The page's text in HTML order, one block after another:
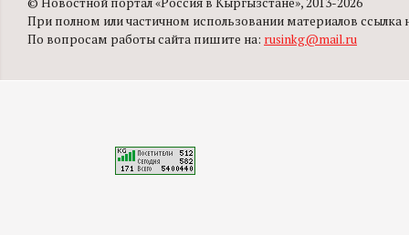
При полном или частичном использовании материалов ссылка
По вопросам работы сайта пишите на: rusinkg@mail.ru